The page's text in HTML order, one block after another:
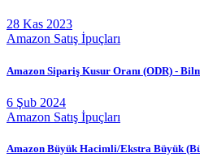
28 Kas 2023
Amazon Satış İpuçları
Amazon Sipariş Kusur Oranı (ODR) -
6 Şub 2024
Amazon Satış İpuçları
Amazon Büyük Hacimli/Ekstra Büyük